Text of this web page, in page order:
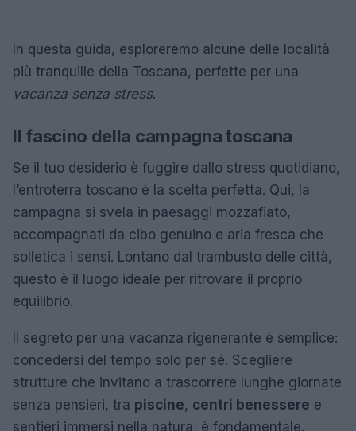
In questa guida, esploreremo alcune delle località
più tranquille della Toscana, perfette per una
vacanza senza stress.
Il fascino della campagna toscana
Se il tuo desiderio è fuggire dallo stress quotidiano,
l’entroterra toscano è la scelta perfetta. Qui, la
campagna si svela in paesaggi mozzafiato,
accompagnati da cibo genuino e aria fresca che
solletica i sensi. Lontano dal trambusto delle città,
questo è il luogo ideale per ritrovare il proprio
equilibrio.
Il segreto per una vacanza rigenerante è semplice:
concedersi del tempo solo per sé. Scegliere
strutture che invitano a trascorrere lunghe giornate
senza pensieri, tra piscine, centri benessere e
sentieri immersi nella natura, è fondamentale.